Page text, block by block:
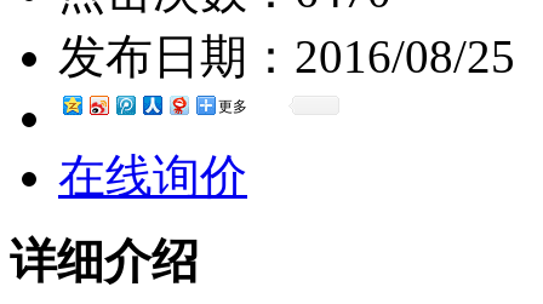
发布日期： 2016/08/25
更多
在线询价
详细介绍